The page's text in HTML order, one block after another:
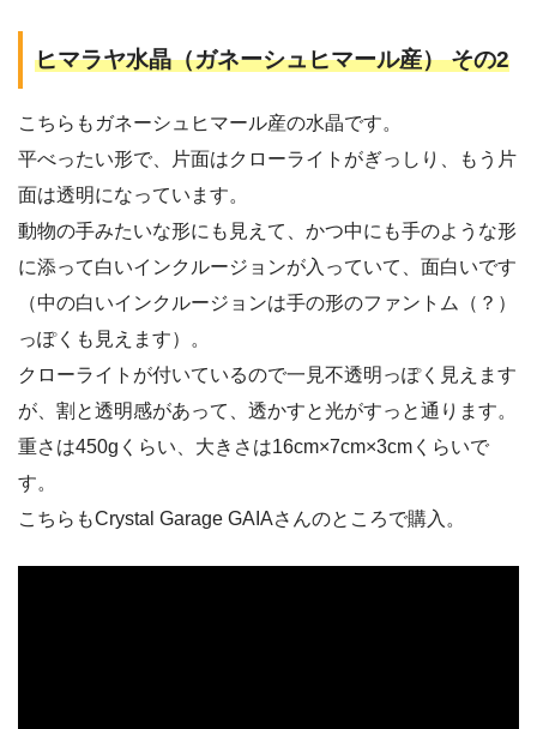
ヒマラヤ水晶（ガネーシュヒマール産） その2
こちらもガネーシュヒマール産の水晶です。
平べったい形で、片面はクローライトがぎっしり、もう片
面は透明になっています。
動物の手みたいな形にも見えて、かつ中にも手のような形
に添って白いインクルージョンが入っていて、面白いです
（中の白いインクルージョンは手の形のファントム（？）
っぽくも見えます）。
クローライトが付いているので一見不透明っぽく見えます
が、割と透明感があって、透かすと光がすっと通ります。
重さは450gくらい、大きさは16cm×7cm×3cmくらいで
す。
こちらもCrystal Garage GAIAさんのところで購入。